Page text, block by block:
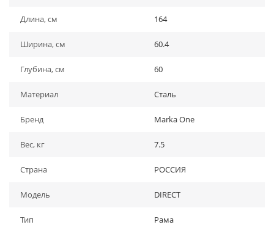
Длина, см 164
Ширина, см 60.4
Глубина, см 60
Материал Сталь
Бренд Marka One
Вес, кг 7.5
Страна РОССИЯ
Модель DIRECT
Тип Рама